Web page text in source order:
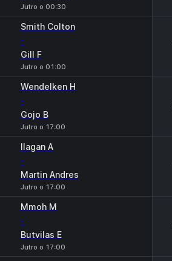
Jutro o 00:30
Smith Colton
-
Gill F
Jutro o 01:00
Wendelken H
-
Gojo B
Jutro o 17:00
Ilagan A
-
Martin Andres
Jutro o 17:00
Mmoh M
-
Butvilas E
Jutro o 17:00